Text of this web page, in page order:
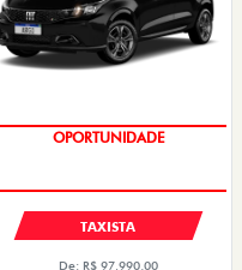
OPORTUNIDADE
TAXISTA
De: R$ 97.990,00